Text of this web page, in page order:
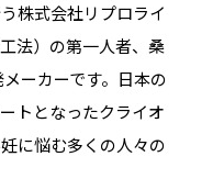
株式会社リプロライ
法）の第一人者、桑
ーカーです。日本の
トとなったクライオ
に悩む多くの人々の